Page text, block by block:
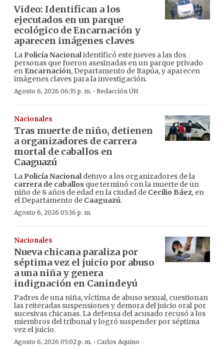
Video: Identifican a los
ejecutados en un parque
ecológico de Encarnación y
aparecen imágenes claves
La Policía Nacionalidentificó este jueves a las dos
personas que fueron asesinadas en un parque privado
en Encarnación, Departamento de Itapúa, y aparecen
imágenes claves para la investigación.
Agosto 6, 2026 06:35 p. m. · Redacción ÚH
Nacionales
Tras muerte de niño, detienen
a organizadores de carrera
mortal de caballos en
Caaguazú
La Policía Nacionaldetuvo a los organizadores de la
carrera de caballos que terminó con la muerte de un
niño de 8 años de edad en la ciudad de Cecilio Báez, en
el Departamento de Caaguazú.
Agosto 6, 2026 05:36 p. m.
Nacionales
Nueva chicana paraliza por
séptima vez el juicio por abuso
a una niña y genera
indignación en Canindeyú
Padres de una niña, víctima de abuso sexual, cuestionan
las reiteradas suspensiones y demora del juicio oral por
sucesivas chicanas. La defensa del acusado recusó a los
miembros del tribunal y logró suspender por séptima
vez el juicio.
Agosto 6, 2026 05:02 p. m. · Carlos Aquino